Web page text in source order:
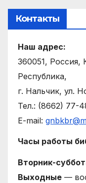
Контакты
Наш адрес:
360051, Россия,
Республика,
г. Нальчик, ул.
Тел.: (8662) 77-
E-mail:
Часы работы
Вторник-
Выходные —